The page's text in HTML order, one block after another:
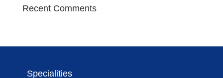
Recent Comments
Specialities